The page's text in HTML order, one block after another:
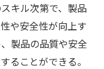
キル次第で、製品
や安全性が向上す
製品の品質や安全
ることができる。